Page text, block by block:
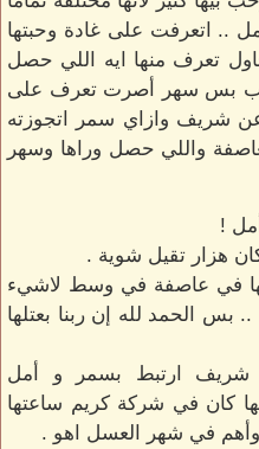
.. اتعرفت على غادة وحبتها
تعرف منها ايه اللي حصل
بس سهر أصرت تعرف على
عن شريف وازاي سمر اتجوزته
واللي حصل وراها وسهر
!
هزار تقيل شوية .
في عاصفة في وسط لاشيء
الحمد لله إن ربنا بعتلها
شريف ارتبط بسمر و أمل
كان في شركة كريم ساعتها
في شهر العسل اهو .